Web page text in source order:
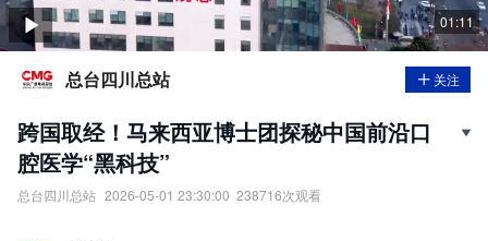
01:11
总台四川总站 关注
跨国取经！马来西亚博士团探秘中国前沿口
腔医学“黑科技”
总台四川总站 2026-05-01 23:30:00 238716次观看